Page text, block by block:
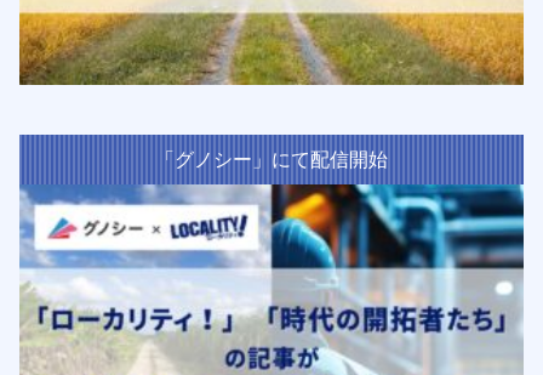
「グノシー」にて配信開始